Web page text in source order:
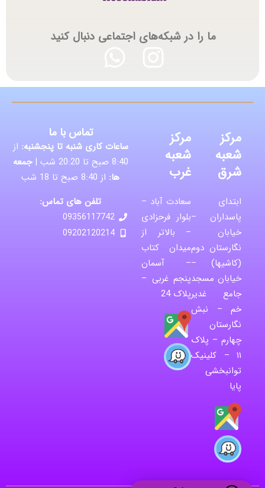
ما را در شبکه‌های اجتماعی دنبال کنید
مرکز
شعبه
شرق
ابتدای
پاسداران –
خیابان
نگارستان دوم
(کاشیها) –
خیابان مسجد
جامع غدیر
خم – نبش
نگارستان
چهارم – پلاک
۱۱ – کلینیک
توانبخشی
پایا
مرکز
شعبه
غرب
سعادت آباد –
بلوار فرحزادی
– بالاتر از
میدان کتاب
– آسمان
پنجم غربی –
پلاک 24
تماس با ما
ساعات کاری شنبه تا پنجشنبه: از
8:40 صبح تا 20:20 شب |
جمعه
ها: از 8:40 صبح تا 18 شب
تلفن های تماس:
09356117742
09202120214